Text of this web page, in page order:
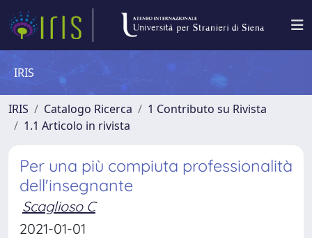
IRIS
IRIS Catalogo Ricerca
1 Contributo su Rivista
1.1 Articolo in rivista
Per una più compiuta professionalità
dell'insegnante
Scaglioso C
2021-01-01